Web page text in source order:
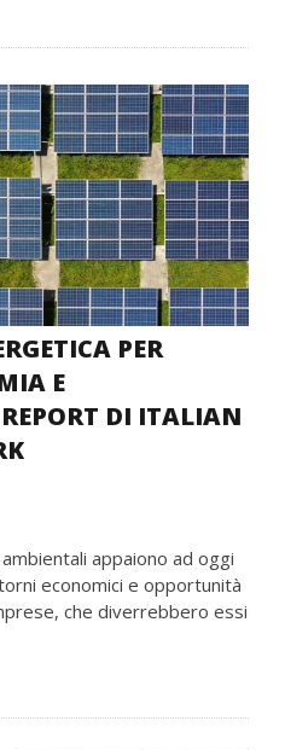
PER
E
DI ITALIAN
appaiono ad oggi
economici e opportunità
che diverrebbero essi